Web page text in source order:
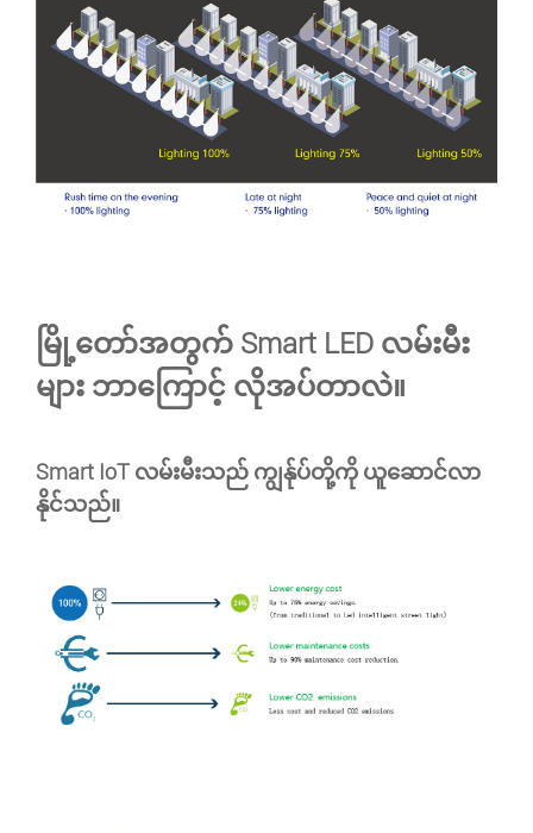
မြို့တော်အတွက် Smart LED လမ်းမီး
များ ဘာကြောင့် လိုအပ်တာလဲ။
Smart IoT လမ်းမီးသည် ကျွန်ုပ်တို့ကို ယူဆောင်လာ
နိုင်သည်။